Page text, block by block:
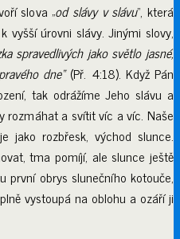
slova „od slávy v slávu“, která
vyšší úrovni slávy. Jinými slovy,
spravedlivých jako světlo jasné,
dne“(Př. 4:18). Když Pán
tak odrážíme Jeho slávu a
rozmáhat a svítit víc a víc. Naše
jako rozbřesk, východ slunce.
tma pomíjí, ale slunce ještě
první obrys slunečního kotouče,
vystoupá na oblohu a ozáří ji